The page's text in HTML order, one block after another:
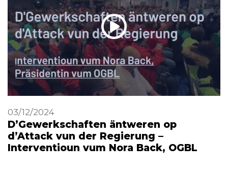
03/12/2024
D’Gewerkschaften äntweren op
d’Attack vun der Regierung –
Interventioun vum Nora Back, OGBL